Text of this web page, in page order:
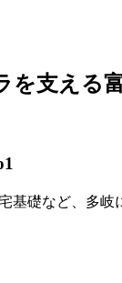
を支える
基礎など、多